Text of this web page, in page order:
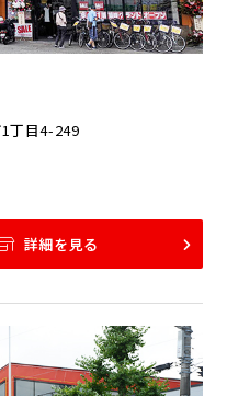
丁目4-249
詳細を見る